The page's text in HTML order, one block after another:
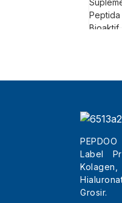
Label
Grosir.